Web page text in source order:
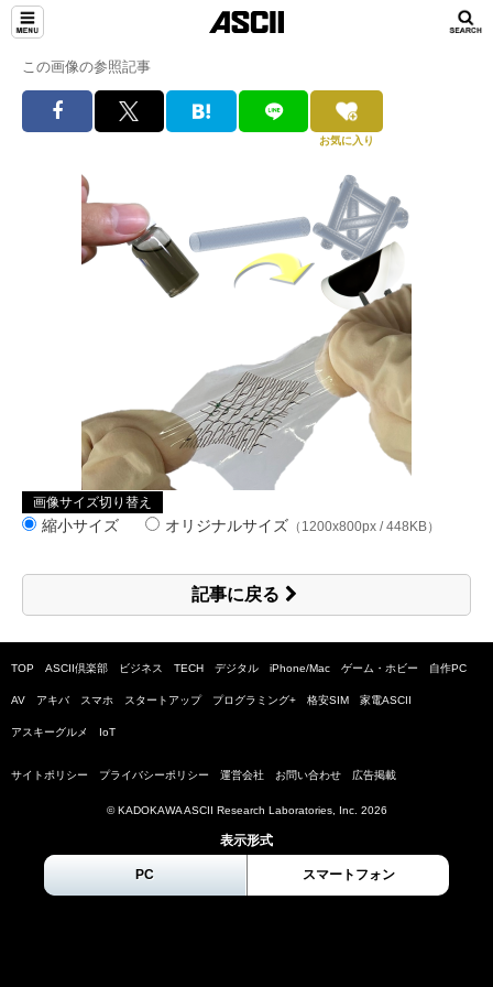
この画像の参照記事
お気に入り
画像サイズ切り替え
縮小サイズ オリジナルサイズ （1200x800px / 448KB）
記事に戻る
TOP ASCII倶楽部 ビジネス TECH デジタル iPhone/Mac ゲーム・ホビー 自作PC
AV アキバ スマホ スタートアップ プログラミング+ 格安SIM 家電ASCII
アスキーグルメ IoT
サイトポリシー プライバシーポリシー 運営会社 お問い合わせ 広告掲載
© KADOKAWA ASCII Research Laboratories, Inc. 2026
表示形式
PC スマートフォン